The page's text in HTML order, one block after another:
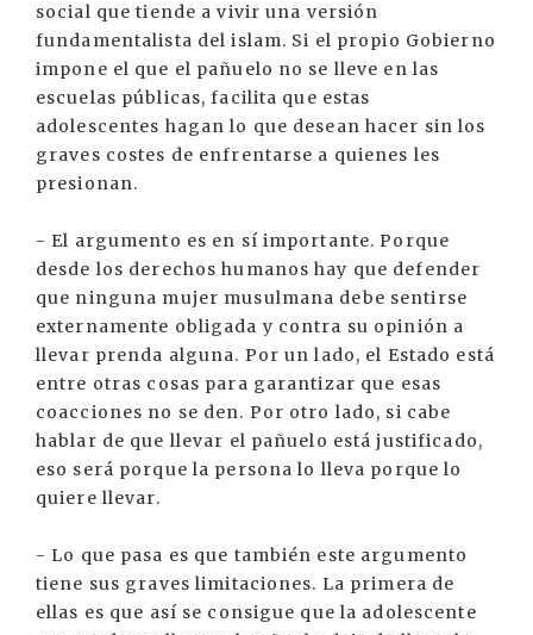
social que tiende a vivir una versión
fundamentalista del islam. Si el propio Gobierno
impone el que el pañuelo no se lleve en las
escuelas públicas, facilita que estas
adolescentes hagan lo que desean hacer sin los
graves costes de enfrentarse a quienes les
presionan.
- El argumento es en sí importante. Porque
desde los derechos humanos hay que defender
que ninguna mujer musulmana debe sentirse
externamente obligada y contra su opinión a
llevar prenda alguna. Por un lado, el Estado está
entre otras cosas para garantizar que esas
coacciones no se den. Por otro lado, si cabe
hablar de que llevar el pañuelo está justificado,
eso será porque la persona lo lleva porque lo
quiere llevar.
- Lo que pasa es que también este argumento
tiene sus graves limitaciones. La primera de
ellas es que así se consigue que la adolescente